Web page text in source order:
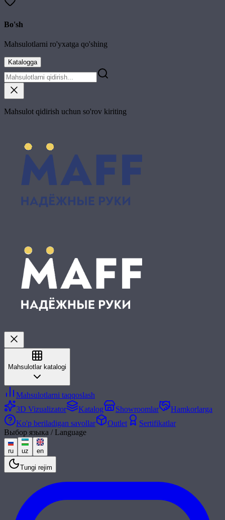
Bo'sh
Mahsulotlarni ro'yxatga qo'shing
Katalogga
Mahsulot qidirish uchun so'rov kiriting
Mahsulotlar katalogi
Mahsulotlarni taqqoslash
3D Vizualizator
Katalog Showroomlar
Hamkorlarga
Ko'p beriladigan savollar
Outlet
Sertifikatlar
Выбор языка / Language
ru uz en
Tungi rejim